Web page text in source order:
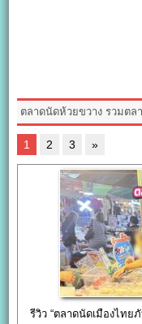
ตลาดนัดห้วยขวาง รวมต
1 2 3 »
รีวิว “ตลาดนัดเมืองไทย